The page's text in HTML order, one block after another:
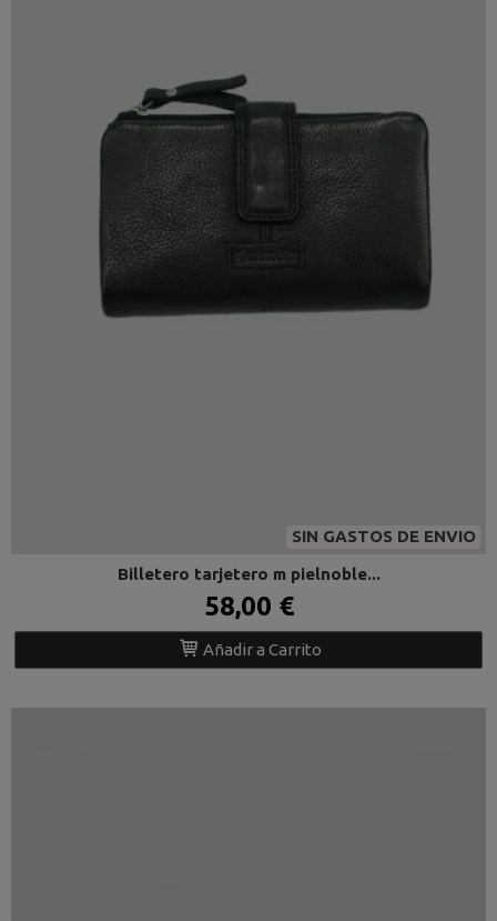
SIN GASTOS DE ENVIO
Billetero tarjetero m pielnoble...
58,00 €
Añadir a Carrito